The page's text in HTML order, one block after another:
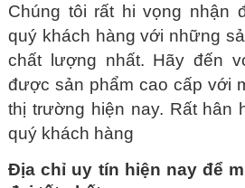
Chúng tôi rất hi vọng nhận
quý khách hàng với những
chất lượng nhất. Hãy đến
được sản phẩm cao cấp với
thị trường hiện nay. Rất hân
quý khách hàng
Địa chỉ uy tín hiện nay để